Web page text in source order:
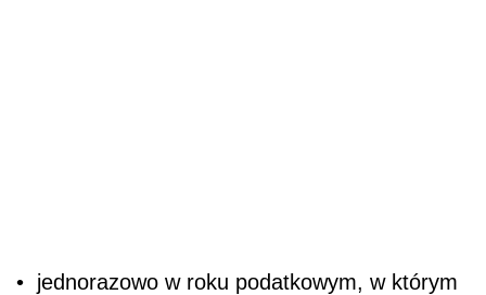
• jednorazowo w roku podatkowym, w którym